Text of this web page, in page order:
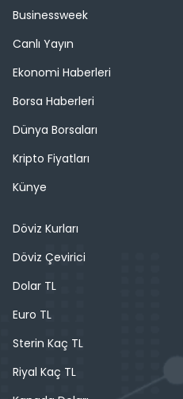
Businessweek
Canlı Yayın
Ekonomi Haberleri
Borsa Haberleri
Dünya Borsaları
Kripto Fiyatları
Künye
Döviz Kurları
Döviz Çevirici
Dolar TL
Euro TL
Sterin Kaç TL
Riyal Kaç TL